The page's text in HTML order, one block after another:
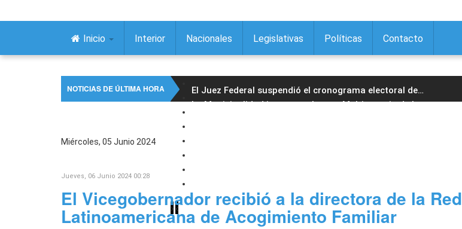
Inicio Interior Nacionales Legislativas Políticas Contacto
NOTICIAS DE ÚLTIMA HORA El Juez Federal suspendió el cronograma electoral de…
La Municipalidad inaugura el sexto Multiespacio de la…
Sadir puso en marcha una nueva planta GIRSU
…
›‹
Miércoles, 05 Junio 2024
Jueves, 06 Junio 2024 00:28
El Vicegobernador recibió a la directora de la Red
Latinoamericana de Acogimiento Familiar